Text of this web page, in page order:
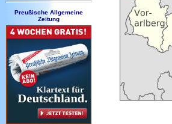
Preußische Allgemeine
Zeitung